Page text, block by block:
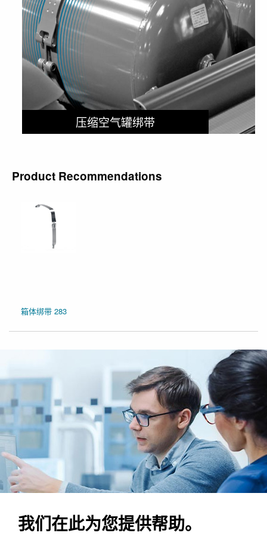
压缩空气罐绑带
Product Recommendations
箱体绑带 283
我们在此为您提供帮助。